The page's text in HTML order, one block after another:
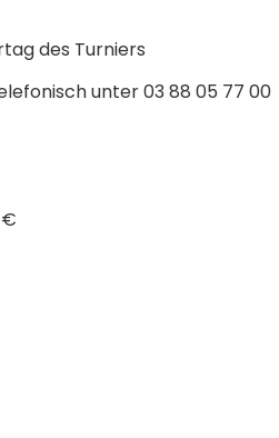
des Turniers
unter 03 88 05 77 00
€